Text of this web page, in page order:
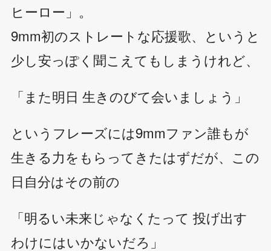
ヒーロー」。
9mm初のストレートな応援歌、というと
少し安っぽく聞こえてもしまうけれど、
「また明日 生きのびて会いましょう」
というフレーズには9mmファン誰もが
生きる力をもらってきたはずだが、この
日自分はその前の
「明るい未来じゃなくたって 投げ出す
わけにはいかないだろ」